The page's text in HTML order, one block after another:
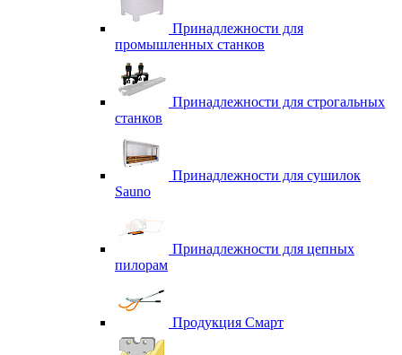
Принадлежности для
промышленных станков
Принадлежности для строгальных
станков
Принадлежности для сушилок
Sauno
Принадлежности для цепных
пилорам
Продукция Смарт